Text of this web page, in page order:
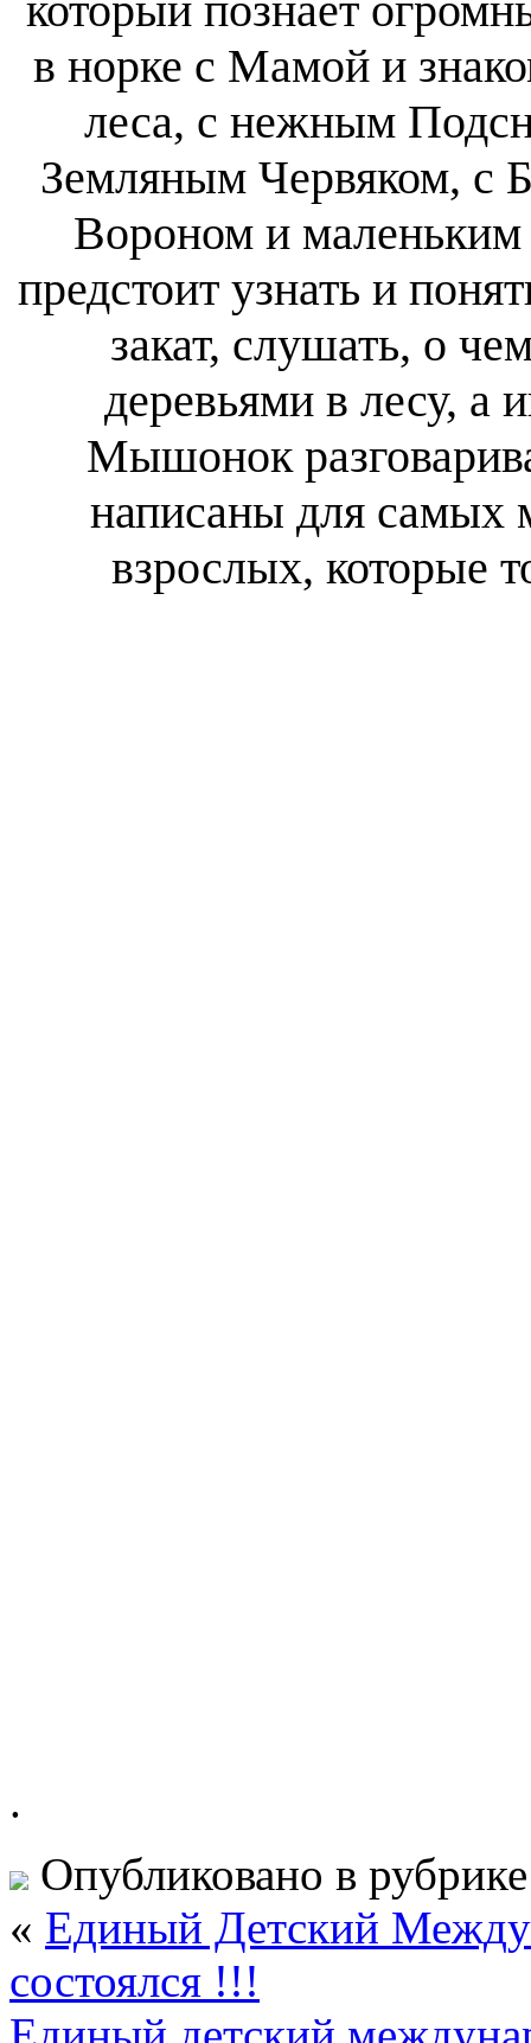
в норке с Мамой и
леса, с нежным
Земляным Червяком, с
Вороном и
предстоит узнать и
закат, слушать, о
деревьями в лесу, а
Мышонок
написаны для самых
взрослых, которые
.
Опубликовано в
« Единый Детский
состоялся !!!